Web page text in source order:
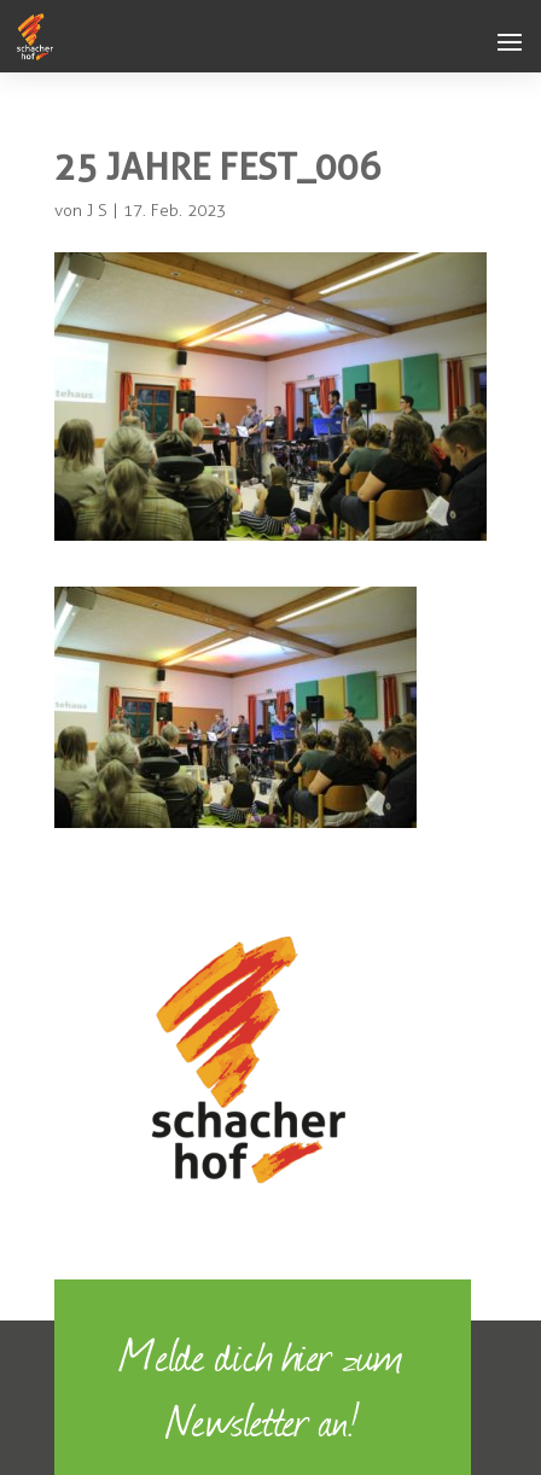
25 JAHRE FEST_006
von J S | 17. Feb. 2023
Melde dich hier zum
Newsletter an!